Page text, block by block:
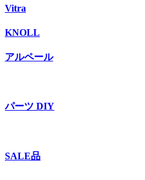
Vitra
KNOLL
アルペール
パーツ DIY
SALE品